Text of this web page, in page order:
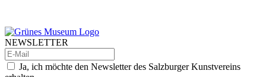
NEWSLETTER
Ja, ich möchte den Newsletter des Salzburger Kunstvereins